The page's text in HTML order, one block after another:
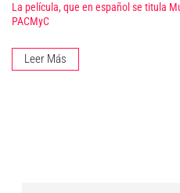
La película, que en español se titula
PACMyC
Leer Más